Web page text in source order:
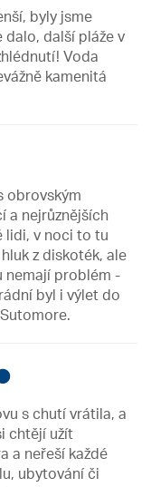
byly jsme
dalo, další pláže v
Voda
kamenitá
obrovským
a nejrůznějších
lidi, v noci to tu
z diskoték, ale
nemají problém -
byl i výlet do
s chutí vrátila, a
chtějí užít
a neřeší každé
ubytování či